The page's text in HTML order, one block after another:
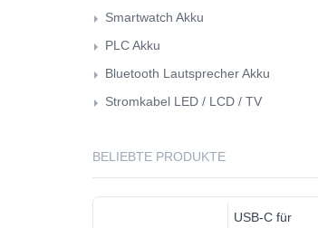
Smartwatch Akku
PLC Akku
Bluetooth Lautsprecher Akku
Stromkabel LED / LCD / TV
BELIEBTE PRODUKTE
USB-C für